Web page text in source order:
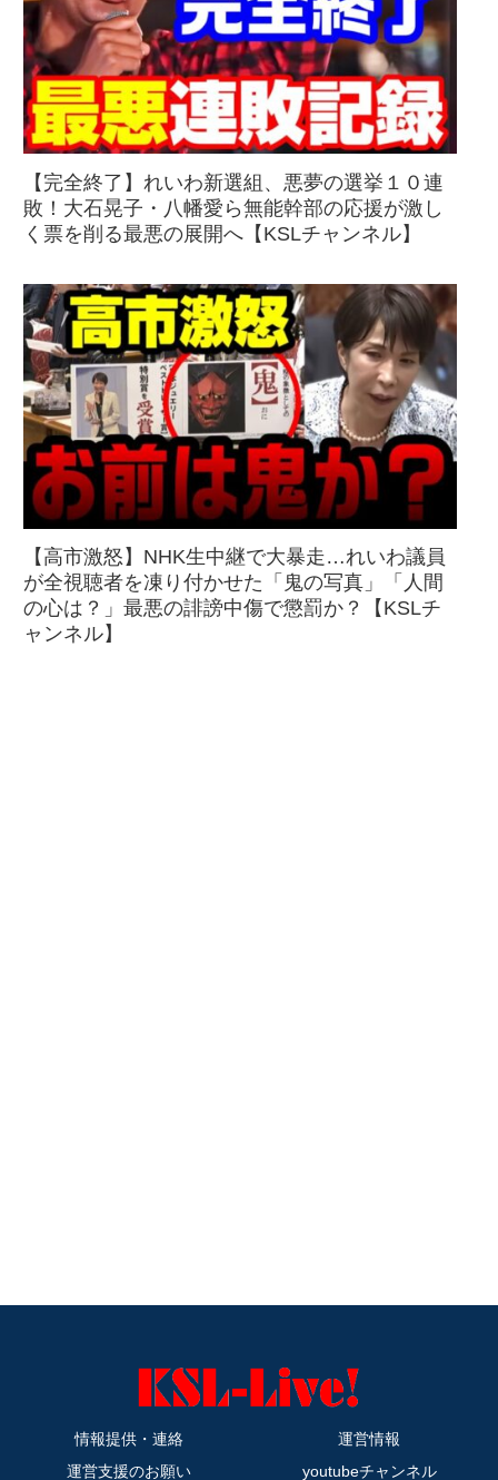
【完全終了】れいわ新選組、悪夢の選挙１０連
敗！大石晃子・八幡愛ら無能幹部の応援が激し
く票を削る最悪の展開へ【KSLチャンネル】
【高市激怒】NHK生中継で大暴走…れいわ議員
が全視聴者を凍り付かせた「鬼の写真」「人間
の心は？」最悪の誹謗中傷で懲罰か？【KSLチ
ャンネル】
情報提供・連絡
運営情報
運営支援のお願い
youtubeチャンネル